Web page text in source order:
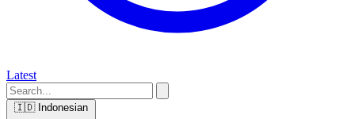
Latest
🇮🇩 Indonesian